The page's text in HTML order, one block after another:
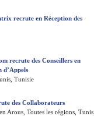
recrute en Réception des
recrute des Conseillers en
d’Appels
Tunisie
des Collaborateurs
Arous, Toutes les régions, Tunis,